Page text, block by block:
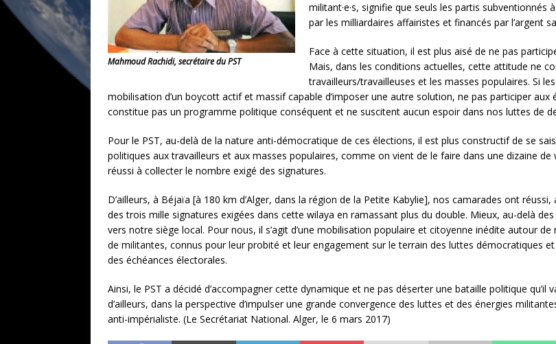
Mahmoud Rachidi, secrétaire du PST
militant·e·s, signifie que seuls les partis
par les milliardaires affairistes et financés par l’argent
Face à cette situation, il est plus aisé de ne pas
Mais, dans les conditions actuelles, cette attitude ne
travailleurs/travailleuses et les masses populaires. Si
mobilisation d’un boycott actif et massif capable d’imposer une autre solution, ne pas participer
constitue pas un programme politique conséquent et ne suscitent aucun espoir dans nos luttes de
Pour le PST, au-delà de la nature anti-démocratique de ces élections, il est plus constructif de se
politiques aux travailleurs et aux masses populaires, comme on vient de le faire dans une dizaine
réussi à collecter le nombre exigé des signatures.
D’ailleurs, à Béjaïa [à 180 km d’Alger, dans la région de la Petite Kabylie], nos camarades ont
des trois mille signatures exigées dans cette wilaya en ramassant plus du double. Mieux, au-delà
vers notre siège local. Pour nous, il s’agit d’une mobilisation populaire et citoyenne inédite autour
de militantes, connus pour leur probité et leur engagement sur le terrain des luttes démocratiques
des échéances électorales.
Ainsi, le PST a décidé d’accompagner cette dynamique et ne pas déserter une bataille politique
d’ailleurs, dans la perspective d’impulser une grande convergence des luttes et des énergies
anti-impérialiste. (Le Secrétariat National. Alger, le 6 mars 2017)